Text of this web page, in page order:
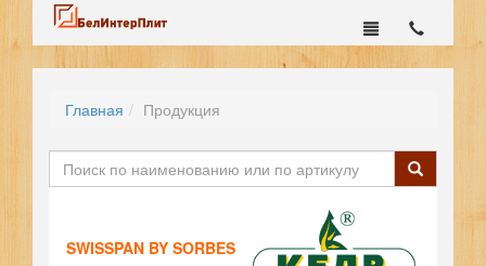
Главная Продукция
SWISSPAN BY SORBES